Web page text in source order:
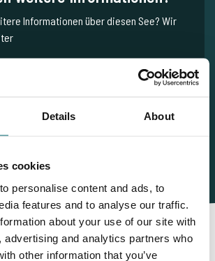
Details About
cookies
personalise content and ads, to
features and to analyse our traffic.
about your use of our site with
advertising and analytics partners who
other information that you’ve
Informationen über diesen See? Wir
+31 6 5519 1755